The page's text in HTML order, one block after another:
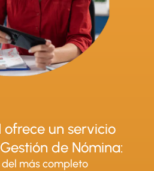
ofrece un servicio
de Nómina:
más completo